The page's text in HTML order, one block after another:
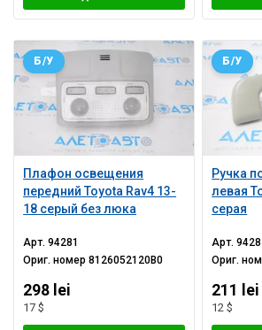
Плафон освещения
передний Toyota Rav4 13-
18 серый без люка
Б/У
Арт.94281
Ориг. номер8126052120B0
298 lei
17 $
Ручка
левая
серая
Б/У
Арт.
Ориг.
211 lei
12 $